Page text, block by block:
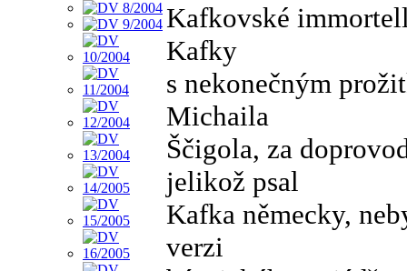
Kafkovské
Kafky
s nekonečným
Michaila
Ščigola, za
jelikož psal
Kafka německy,
verzi